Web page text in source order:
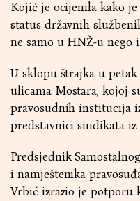
Kojić je ocijenila kako
status državnih
ne samo u HNŽ-u nego
U sklopu štrajka u
ulicama Mostara, kojoj
pravosudnih institucija
predstavnici sindikata iz
Predsjednik
i namještenika
Vrbić izrazio je potporu